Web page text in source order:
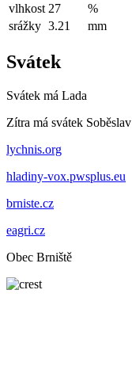
vlhkost 27
%
srážky 3.21 mm
Svátek
Svátek má Lada
Zítra má svátek Soběslav
lychnis.org
hladiny-vox.pwsplus.eu
brniste.cz
eagri.cz
Obec Brniště